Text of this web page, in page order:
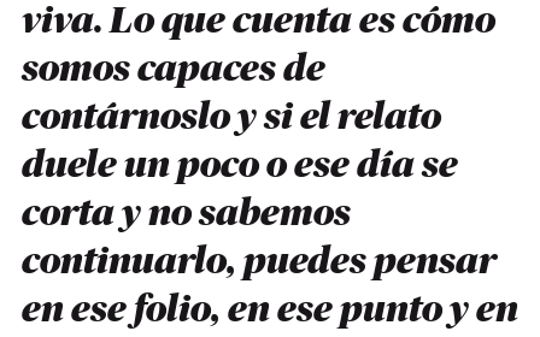
viva. Lo que cuenta es cómo
somos capaces de
contárnoslo y si el relato
duele un poco o ese día se
corta y no sabemos
continuarlo, puedes pensar
en ese folio, en ese punto y en